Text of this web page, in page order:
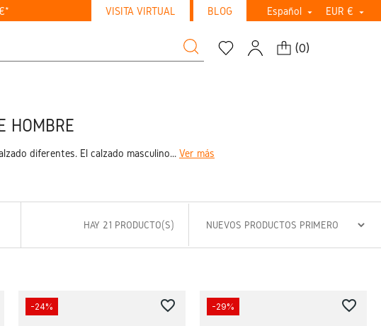
VISITA VIRTUAL BLOG Español  EUR € 
(0)
HOMBRE
diferentes. El calzado masculino... Ver más
HAY 21 PRODUCTO(S)
-24% favorite_border -29% favorite_border